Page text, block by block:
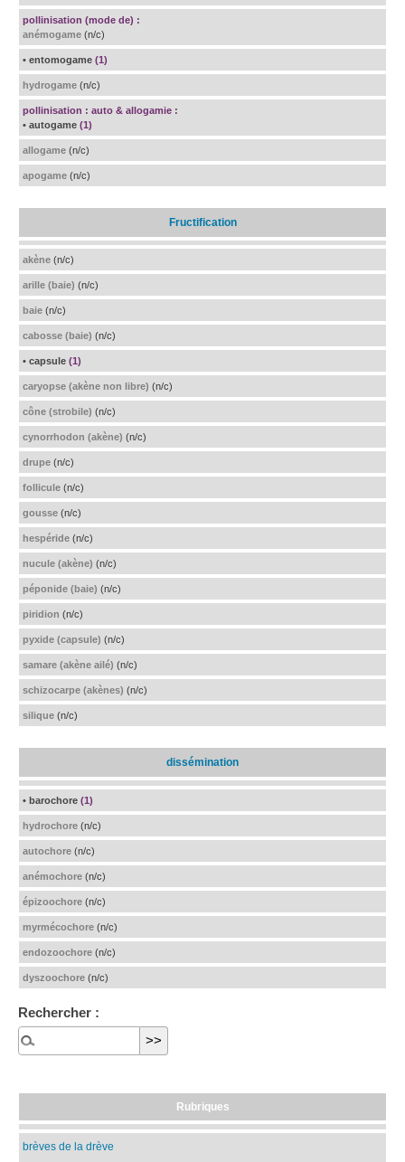
pollinisation (mode de) :
anémogame (n/c)
• entomogame (1)
hydrogame (n/c)
pollinisation : auto & allogamie :
• autogame (1)
allogame (n/c)
apogame (n/c)
Fructification
akène (n/c)
arille (baie) (n/c)
baie (n/c)
cabosse (baie) (n/c)
• capsule (1)
caryopse (akène non libre) (n/c)
cône (strobile) (n/c)
cynorrhodon (akène) (n/c)
drupe (n/c)
follicule (n/c)
gousse (n/c)
hespéride (n/c)
nucule (akène) (n/c)
péponide (baie) (n/c)
piridion (n/c)
pyxide (capsule) (n/c)
samare (akène ailé) (n/c)
schizocarpe (akènes) (n/c)
silique (n/c)
dissémination
• barochore (1)
hydrochore (n/c)
autochore (n/c)
anémochore (n/c)
épizoochore (n/c)
myrmécochore (n/c)
endozoochore (n/c)
dyszoochore (n/c)
Rechercher :
Rubriques
brèves de la drève